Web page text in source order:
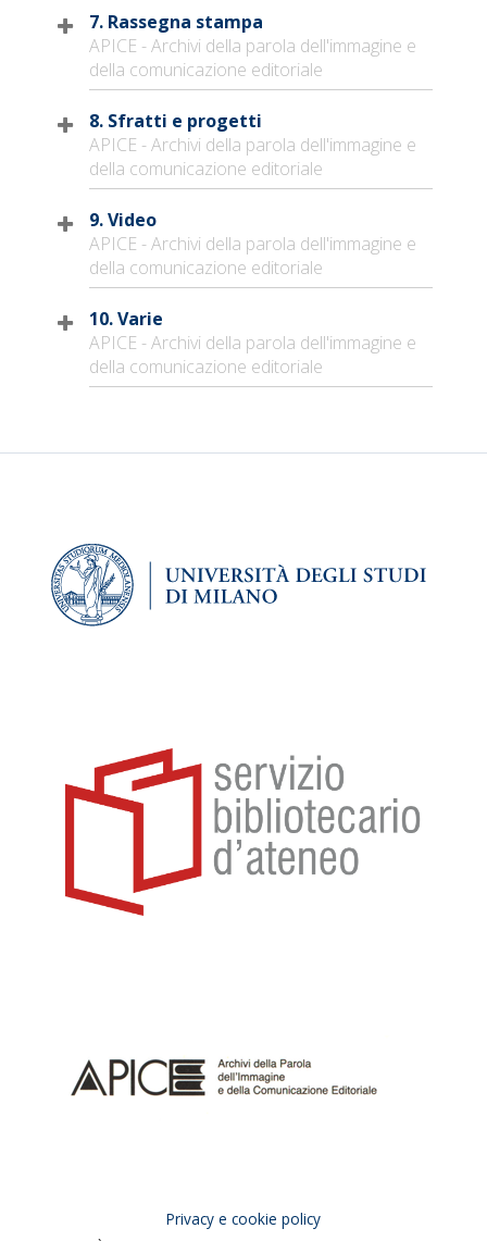
7. Rassegna stampa
APICE - Archivi della parola dell'immagine e
della comunicazione editoriale
8. Sfratti e progetti
APICE - Archivi della parola dell'immagine e
della comunicazione editoriale
9. Video
APICE - Archivi della parola dell'immagine e
della comunicazione editoriale
10. Varie
APICE - Archivi della parola dell'immagine e
della comunicazione editoriale
Privacy e cookie policy